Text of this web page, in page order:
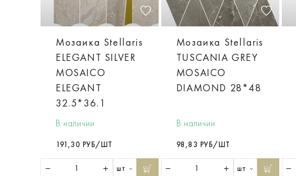
Мозаика Stellaris
ELEGANT SILVER
MOSAICO
ELEGANT
32.5*36.1
В наличии
191,30 РУБ/ШТ
шт
Мозаика Stellaris
TUSCANIA GREY
MOSAICO
DIAMOND 28*48
В наличии
98,83 РУБ/ШТ
шт